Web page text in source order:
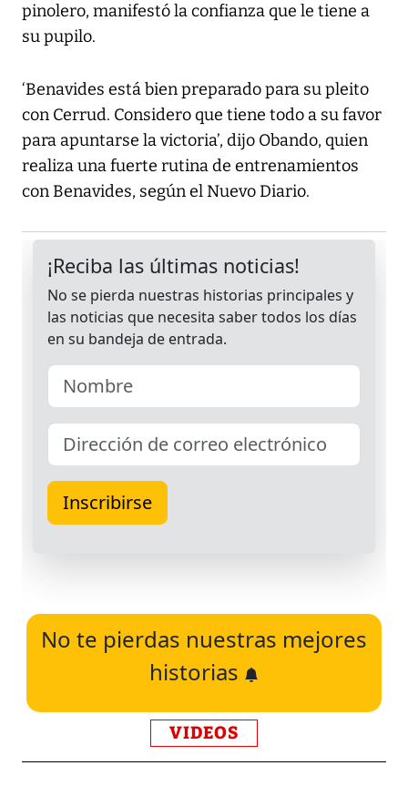
pinolero, manifestó la confianza que le tiene a
su pupilo.
‘Benavides está bien preparado para su pleito
con Cerrud. Considero que tiene todo a su favor
para apuntarse la victoria’, dijo Obando, quien
realiza una fuerte rutina de entrenamientos
con Benavides, según el Nuevo Diario.
No te pierdas nuestras mejores
historias
VIDEOS